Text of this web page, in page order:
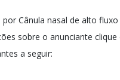
por Cânula nasal de alto
sobre o anunciante
a seguir: